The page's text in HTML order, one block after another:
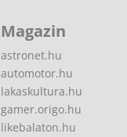
Magazin
astronet.hu
automotor.hu
lakaskultura.hu
gamer.origo.hu
likebalaton.hu